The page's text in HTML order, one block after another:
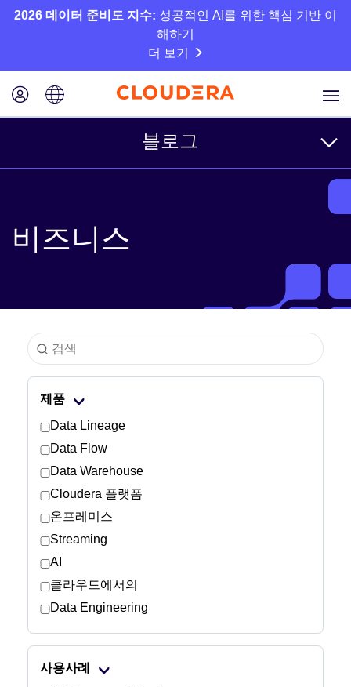
2026 데이터 준비도 지수: 성공적인 AI를 위한 핵심 기반 이
해하기
더 보기
블로그
비즈니스
산업
금융 서비스
제조
보험
통신
기술
공공 부문
비즈니스
제품
Data Lineage
Data Flow
Data Warehouse
Cloudera 플랫폼
온프레미스
Streaming
AI
클라우드에서의
Data Engineering
사용사례